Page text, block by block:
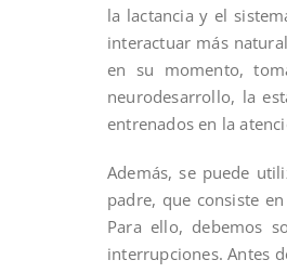
la lactancia y el
interactuar más
en su momento,
neurodesarrollo, la
entrenados en la
Además, se puede
padre, que consiste
Para ello, debemos
interrupciones. Antes